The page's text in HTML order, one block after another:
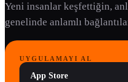
Yeni insanlar keşfettiğin,
genelinde anlamlı
UYGULAMAYI AL
App Store